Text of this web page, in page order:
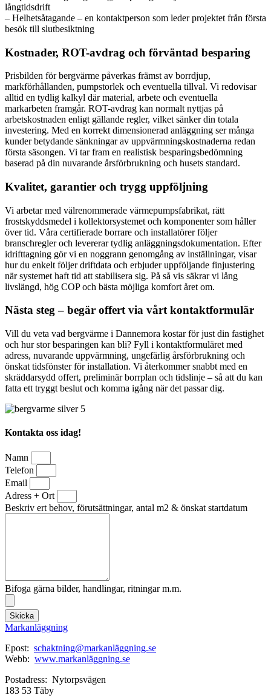
långtidsdrift
– Helhetsåtagande – en kontaktperson som leder projektet från första
besök till slutbesiktning
Kostnader, ROT-avdrag och förväntad besparing
Prisbilden för bergvärme påverkas främst av borrdjup,
markförhållanden, pumpstorlek och eventuella tillval. Vi redovisar
alltid en tydlig kalkyl där material, arbete och eventuella
markarbeten framgår. ROT-avdrag kan normalt nyttjas på
arbetskostnaden enligt gällande regler, vilket sänker din totala
investering. Med en korrekt dimensionerad anläggning ser många
kunder betydande sänkningar av uppvärmningskostnaderna redan
första säsongen. Vi tar fram en realistisk besparingsbedömning
baserad på din nuvarande årsförbrukning och husets standard.
Kvalitet, garantier och trygg uppföljning
Vi arbetar med välrenommerade värmepumpsfabrikat, rätt
frostskyddsmedel i kollektorsystemet och komponenter som håller
över tid. Våra certifierade borrare och installatörer följer
branschregler och levererar tydlig anläggningsdokumentation. Efter
idrifttagning gör vi en noggrann genomgång av inställningar, visar
hur du enkelt följer driftdata och erbjuder uppföljande finjustering
när systemet haft tid att stabilisera sig. På så vis säkrar vi lång
livslängd, hög COP och bästa möjliga komfort året om.
Nästa steg – begär offert via vårt kontaktformulär
Vill du veta vad bergvärme i Dannemora kostar för just din fastighet
och hur stor besparingen kan bli? Fyll i kontaktformuläret med
adress, nuvarande uppvärmning, ungefärlig årsförbrukning och
önskat tidsfönster för installation. Vi återkommer snabbt med en
skräddarsydd offert, preliminär borrplan och tidslinje – så att du kan
fatta ett tryggt beslut och komma igång när det passar dig.
Kontakta oss idag!
Namn
Telefon
Email
Adress + Ort
Beskriv ert behov, förutsättningar, antal m2 & önskat startdatum
Bifoga gärna bilder, handlingar, ritningar m.m.
Skicka
Markanläggning
Epost: schaktning@markanläggning.se
Webb: www.markanläggning.se
Postadress: Nytorpsvägen
183 53 Täby